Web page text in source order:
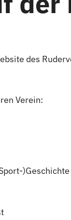
des
Verein:
)Geschichte